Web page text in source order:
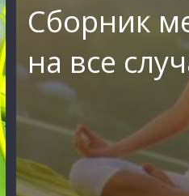
Сборник
на все